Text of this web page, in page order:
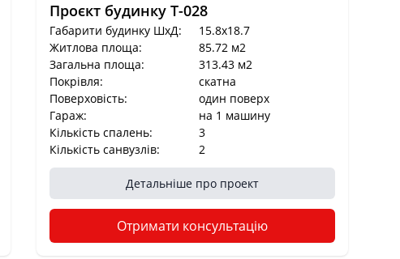
Проєкт будинку T-028
Габарити будинку ШхД:
15.8x18.7
Житлова площа:
85.72 м2
Загальна площа:
313.43 м2
Покрівля:
cкатна
Поверховість:
один поверх
Гараж:
на 1 машину
Кількість спалень:
3
Кількість санвузлів:
2
Детальніше про проект
Отримати консультацію